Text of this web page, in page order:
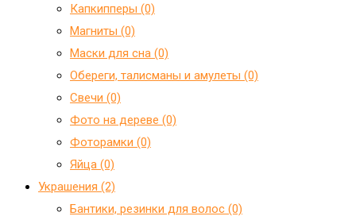
Капкипперы (0)
Магниты (0)
Маски для сна (0)
Обереги, талисманы и амулеты (0)
Свечи (0)
Фото на дереве (0)
Фоторамки (0)
Яйца (0)
Украшения (2)
Бантики, резинки для волос (0)